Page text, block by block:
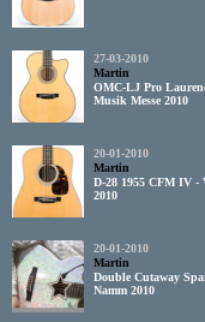
27-03-2010
Martin
OMC-LJ Pro
Musik Messe 2010
20-01-2010
Martin
D-28 1955 CFM IV -
2010
20-01-2010
Martin
Double Cutaway
Namm 2010